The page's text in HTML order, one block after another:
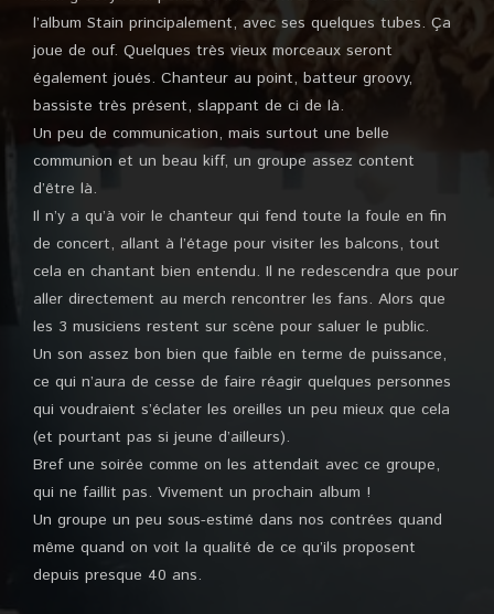
l’album Stain principalement, avec ses quelques tubes. Ça
joue de ouf. Quelques très vieux morceaux seront
également joués. Chanteur au point, batteur groovy,
bassiste très présent, slappant de ci de là.
Un peu de communication, mais surtout une belle
communion et un beau kiff, un groupe assez content
d’être là.
Il n’y a qu’à voir le chanteur qui fend toute la foule en fin
de concert, allant à l’étage pour visiter les balcons, tout
cela en chantant bien entendu. Il ne redescendra que pour
aller directement au merch rencontrer les fans. Alors que
les 3 musiciens restent sur scène pour saluer le public.
Un son assez bon bien que faible en terme de puissance,
ce qui n’aura de cesse de faire réagir quelques personnes
qui voudraient s’éclater les oreilles un peu mieux que cela
(et pourtant pas si jeune d’ailleurs).
Bref une soirée comme on les attendait avec ce groupe,
qui ne faillit pas. Vivement un prochain album !
Un groupe un peu sous-estimé dans nos contrées quand
même quand on voit la qualité de ce qu’ils proposent
depuis presque 40 ans.